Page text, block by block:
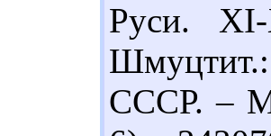
Руси.
СССР. –